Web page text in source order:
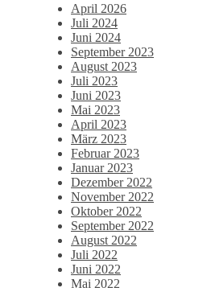
April 2026
Juli 2024
Juni 2024
September 2023
August 2023
Juli 2023
Juni 2023
Mai 2023
April 2023
März 2023
Februar 2023
Januar 2023
Dezember 2022
November 2022
Oktober 2022
September 2022
August 2022
Juli 2022
Juni 2022
Mai 2022